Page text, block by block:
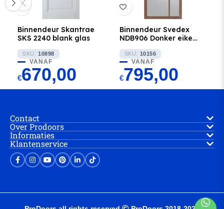
Binnendeur Skantrae
SKS 2240 blank glas
SKU: 10898
VANAF
€670,00
Binnendeur Svedex
NDB906 Donker eiken
SKU: 10156
VANAF
€795,00
Contact
Over Prodoors
Informaties
Klantenservice